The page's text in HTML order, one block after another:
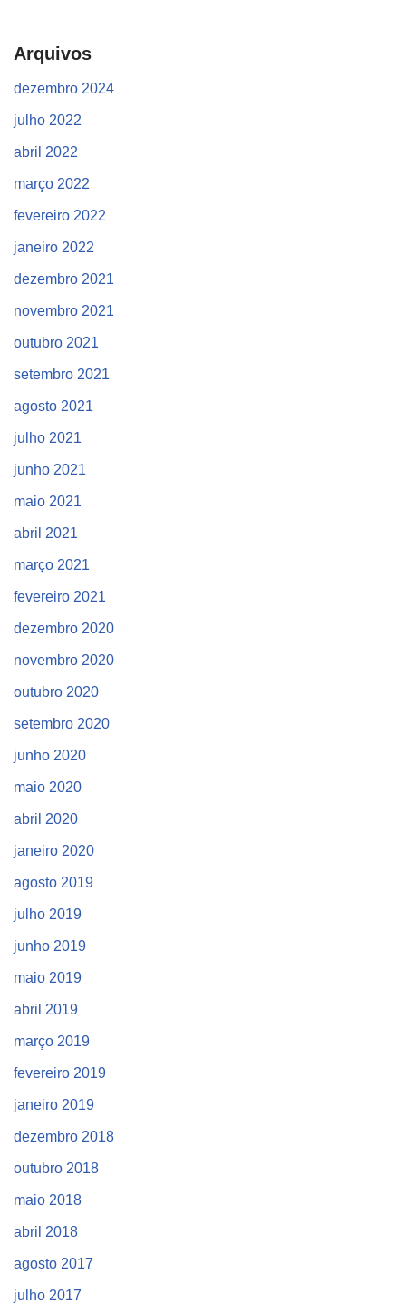
Arquivos
dezembro 2024
julho 2022
abril 2022
março 2022
fevereiro 2022
janeiro 2022
dezembro 2021
novembro 2021
outubro 2021
setembro 2021
agosto 2021
julho 2021
junho 2021
maio 2021
abril 2021
março 2021
fevereiro 2021
dezembro 2020
novembro 2020
outubro 2020
setembro 2020
junho 2020
maio 2020
abril 2020
janeiro 2020
agosto 2019
julho 2019
junho 2019
maio 2019
abril 2019
março 2019
fevereiro 2019
janeiro 2019
dezembro 2018
outubro 2018
maio 2018
abril 2018
agosto 2017
julho 2017